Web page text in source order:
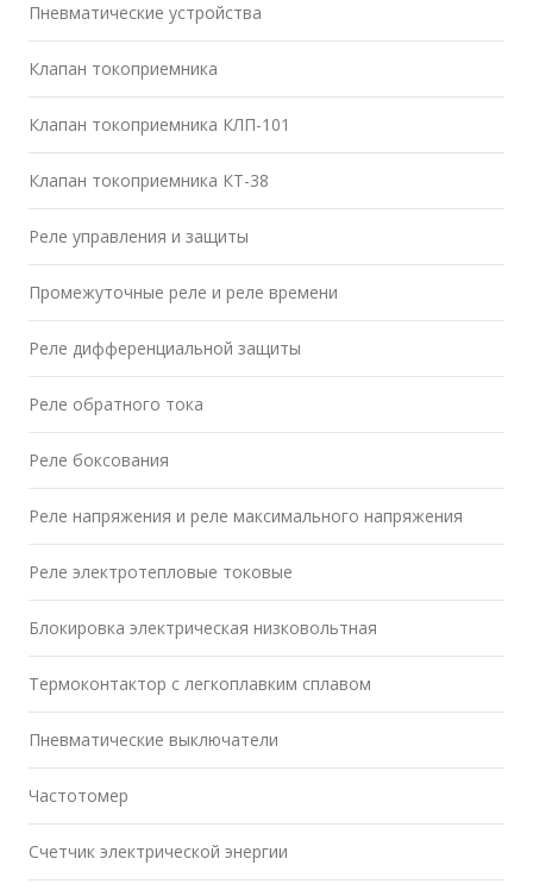
Пневматические устройства
Клапан токоприемника
Клапан токоприемника КЛП-101
Клапан токоприемника КТ-38
Реле управления и защиты
Промежуточные реле и реле времени
Реле дифференциальной защиты
Реле обратного тока
Реле боксования
Реле напряжения и реле максимального напряжения
Реле электротепловые токовые
Блокировка электрическая низковольтная
Термоконтактор с легкоплавким сплавом
Пневматические выключатели
Частотомер
Счетчик электрической энергии